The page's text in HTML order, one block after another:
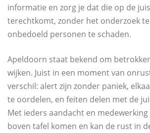
informatie en zorg je dat die op de
terechtkomt, zonder het onderzoek
onbedoeld personen te schaden.
Apeldoorn staat bekend om
wijken. Juist in een moment van
verschil: alert zijn zonder paniek,
te oordelen, en feiten delen met de
Met ieders aandacht en
boven tafel komen en kan de rust in